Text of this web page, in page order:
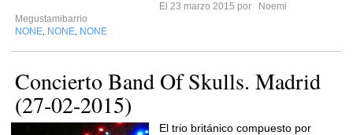
El 23 marzo 2015 por
Noemi
Megustamibarrio
NONE NONE NONE
Concierto Band Of Skulls. Madrid
(27-02-2015)
El trio británico compuesto por